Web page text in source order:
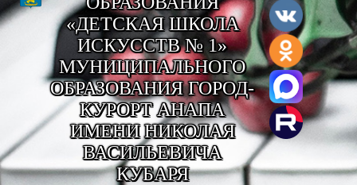
«ДЕТСКАЯ ШКОЛА
ИСКУССТВ № 1»
МУНИЦИПАЛЬНОГО
ОБРАЗОВАНИЯ ГОРОД-
КУРОРТ АНАПА
ИМЕНИ НИКОЛАЯ
ВАСИЛЬЕВИЧА
КУБАРЯ